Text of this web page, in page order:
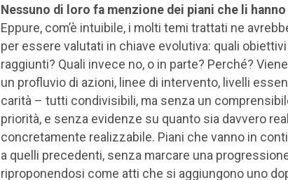
Nessuno di loro fa menzione dei piani che li
Eppure, com’è intuibile, i molti temi trattati ne
per essere valutati in chiave evolutiva: quali
raggiunti? Quali invece no, o in parte? Perché?
un profluvio di azioni, linee di intervento, livelli
carità – tutti condivisibili, ma senza un
priorità, e senza evidenze su quanto sia davvero
concretamente realizzabile. Piani che vanno in
a quelli precedenti, senza marcare una
riproponendosi come atti che si aggiungono uno